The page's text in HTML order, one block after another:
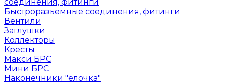
соединения, фитинги
Быстроразъемные соединения, фитинги
Вентили
Заглушки
Коллекторы
Кресты
Макси БРС
Мини БРС
Наконечники "елочка"